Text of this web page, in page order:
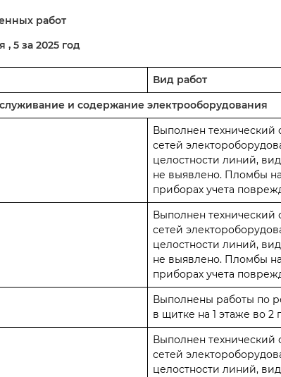
работ
5 за 2025 год
Вид работ
и содержание электрооборудования
Выполнен
сетей
целостности линий,
не выявлено. Пломбы
приборах учета
Выполнен
сетей
целостности линий,
не выявлено. Пломбы
приборах учета
Выполнены работы по
в щитке на 1 этаже во 2
Выполнен
сетей
целостности линий,